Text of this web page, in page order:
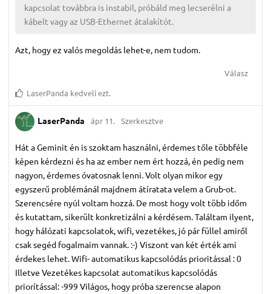
kapcsolat továbbra is instabil, próbáld meg lecserélni a
kábelt vagy az USB-Ethernet átalakítót.
Azt, hogy ez valós megoldás lehet-e, nem tudom.
Válasz
LaserPanda kedveli ezt.
LaserPanda ápr 11. Szerkesztve
Hát a Geminit én is szoktam használni, érdemes tőle többféle
képen kérdezni és ha az ember nem ért hozzá, én pedig nem
nagyon, érdemes óvatosnak lenni. Volt olyan mikor egy
egyszerű problémánál majdnem átíratata velem a Grub-ot.
Szerencsére nyúl voltam hozzá. De most hogy volt több időm
és kutattam, sikerült konkretizálni a kérdésem. Találtam ilyent,
hogy hálózati kapcsolatok, wifi, vezetékes, jó pár füllel amiről
csak segéd fogalmaim vannak. :-) Viszont van két érték ami
érdekes lehet. Wifi- automatikus kapcsolódás prioritással : 0
Illetve Vezetékes kapcsolat automatikus kapcsolódás
priorítással: -999 Világos, hogy próba szerencse alapon